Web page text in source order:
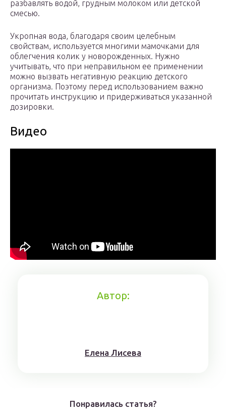
разбавлять водой, грудным молоком или детской
смесью.
Укропная вода, благодаря своим целебным
свойствам, используется многими мамочками для
облегчения колик у новорожденных. Нужно
учитывать, что при неправильном ее применении
можно вызвать негативную реакцию детского
организма. Поэтому перед использованием важно
прочитать инструкцию и придерживаться указанной
дозировки.
Видео
Автор:
Елена Лисева
Понравилась статья?